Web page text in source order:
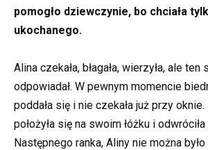
pomogło dziewczynie, bo chciała
ukochanego.
Alina czekała, błagała, wierzyła, ale
odpowiadał. W pewnym momencie
poddała się i nie czekała już przy
położyła się na swoim łóżku i
Następnego ranka, Aliny nie można